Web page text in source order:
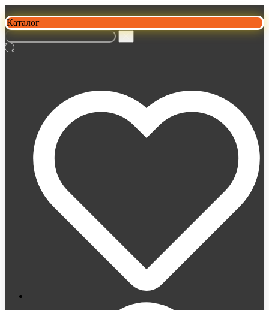
Каталог